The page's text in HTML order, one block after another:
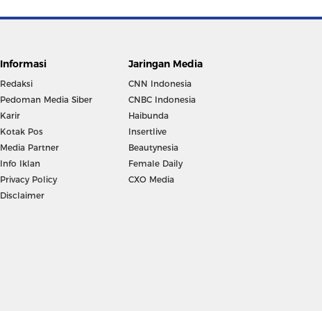
Informasi
Redaksi
Pedoman Media Siber
Karir
Kotak Pos
Media Partner
Info Iklan
Privacy Policy
Disclaimer
Jaringan Media
CNN Indonesia
CNBC Indonesia
Haibunda
Insertlive
Beautynesia
Female Daily
CXO Media